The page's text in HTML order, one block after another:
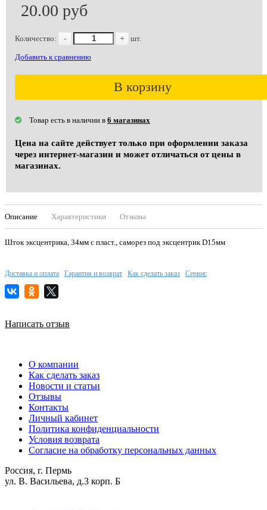
20.00 руб
Количество: - + шт.
Добавить к сравнению
В корзину
Товар есть в наличии в 6 магазинах
Цена на сайте действует только при оформлении заказа
через интернет-магазин и может отличаться от цены в
магазинах.
Описание Характеристики Отзывы
Шток эксцентрика, 34мм с пласт., саморез под эксцентрик D15мм
Доставка и оплата Гарантия и возврат Как сделать заказ Сервис
Написать отзыв
О компании
Как сделать заказ
Новости и статьи
Отзывы
Контакты
Личный кабинет
Политика конфиденциальности
Условия возврата
Согласие на обработку персональных данных
Россия, г. Пермь
ул. В. Васильева, д.3 корп. Б